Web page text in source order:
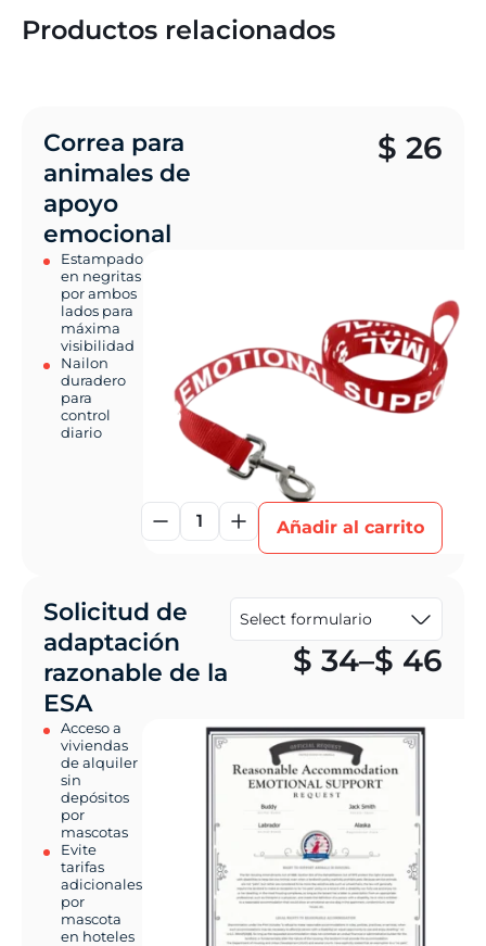
Productos relacionados
Correa para
animales de
apoyo
emocional
Estampado
en negritas
por ambos
lados para
máxima
visibilidad
Nailon
duradero
para
control
diario
$ 26
1 Añadir al carrito
Solicitud de
adaptación
razonable de la
ESA
Acceso a
viviendas
de alquiler
sin
depósitos
por
mascotas
Evite
tarifas
adicionales
por
mascota
en hoteles
$ 34–$ 46